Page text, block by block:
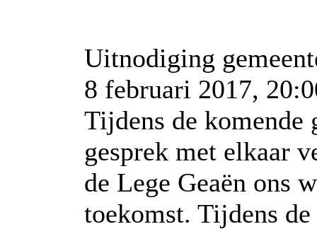
Uitnodiging
8 februari 2017,
Tijdens de komende
gesprek met elkaar
de Lege Geaën ons
toekomst. Tijdens